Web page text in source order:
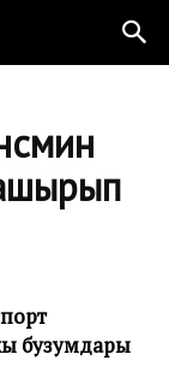
бузумдары